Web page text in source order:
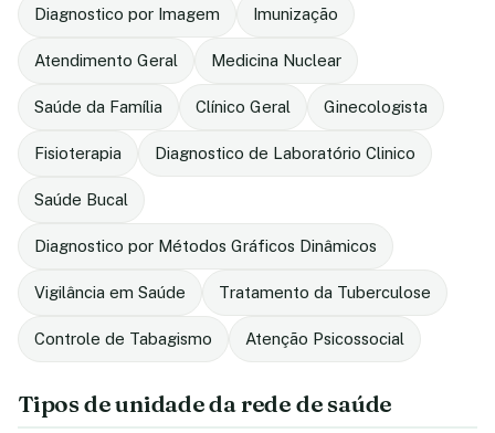
Diagnostico por Imagem Imunização
Atendimento Geral Medicina Nuclear
Saúde da Família Clínico Geral Ginecologista
Fisioterapia Diagnostico de Laboratório Clinico
Saúde Bucal
Diagnostico por Métodos Gráficos Dinâmicos
Vigilância em Saúde Tratamento da Tuberculose
Controle de Tabagismo Atenção Psicossocial
Tipos de unidade da rede de saúde